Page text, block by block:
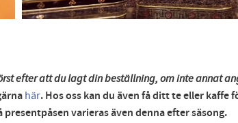
efteratt du lagt din beställning, om inte annat
här. Hos oss kan du även få ditt te eller kaffe
varieras även denna efter säsong.